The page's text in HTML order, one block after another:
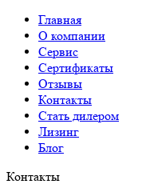
Главная
О компании
Сервис
Сертификаты
Отзывы
Контакты
Стать дилером
Лизинг
Блог
Контакты